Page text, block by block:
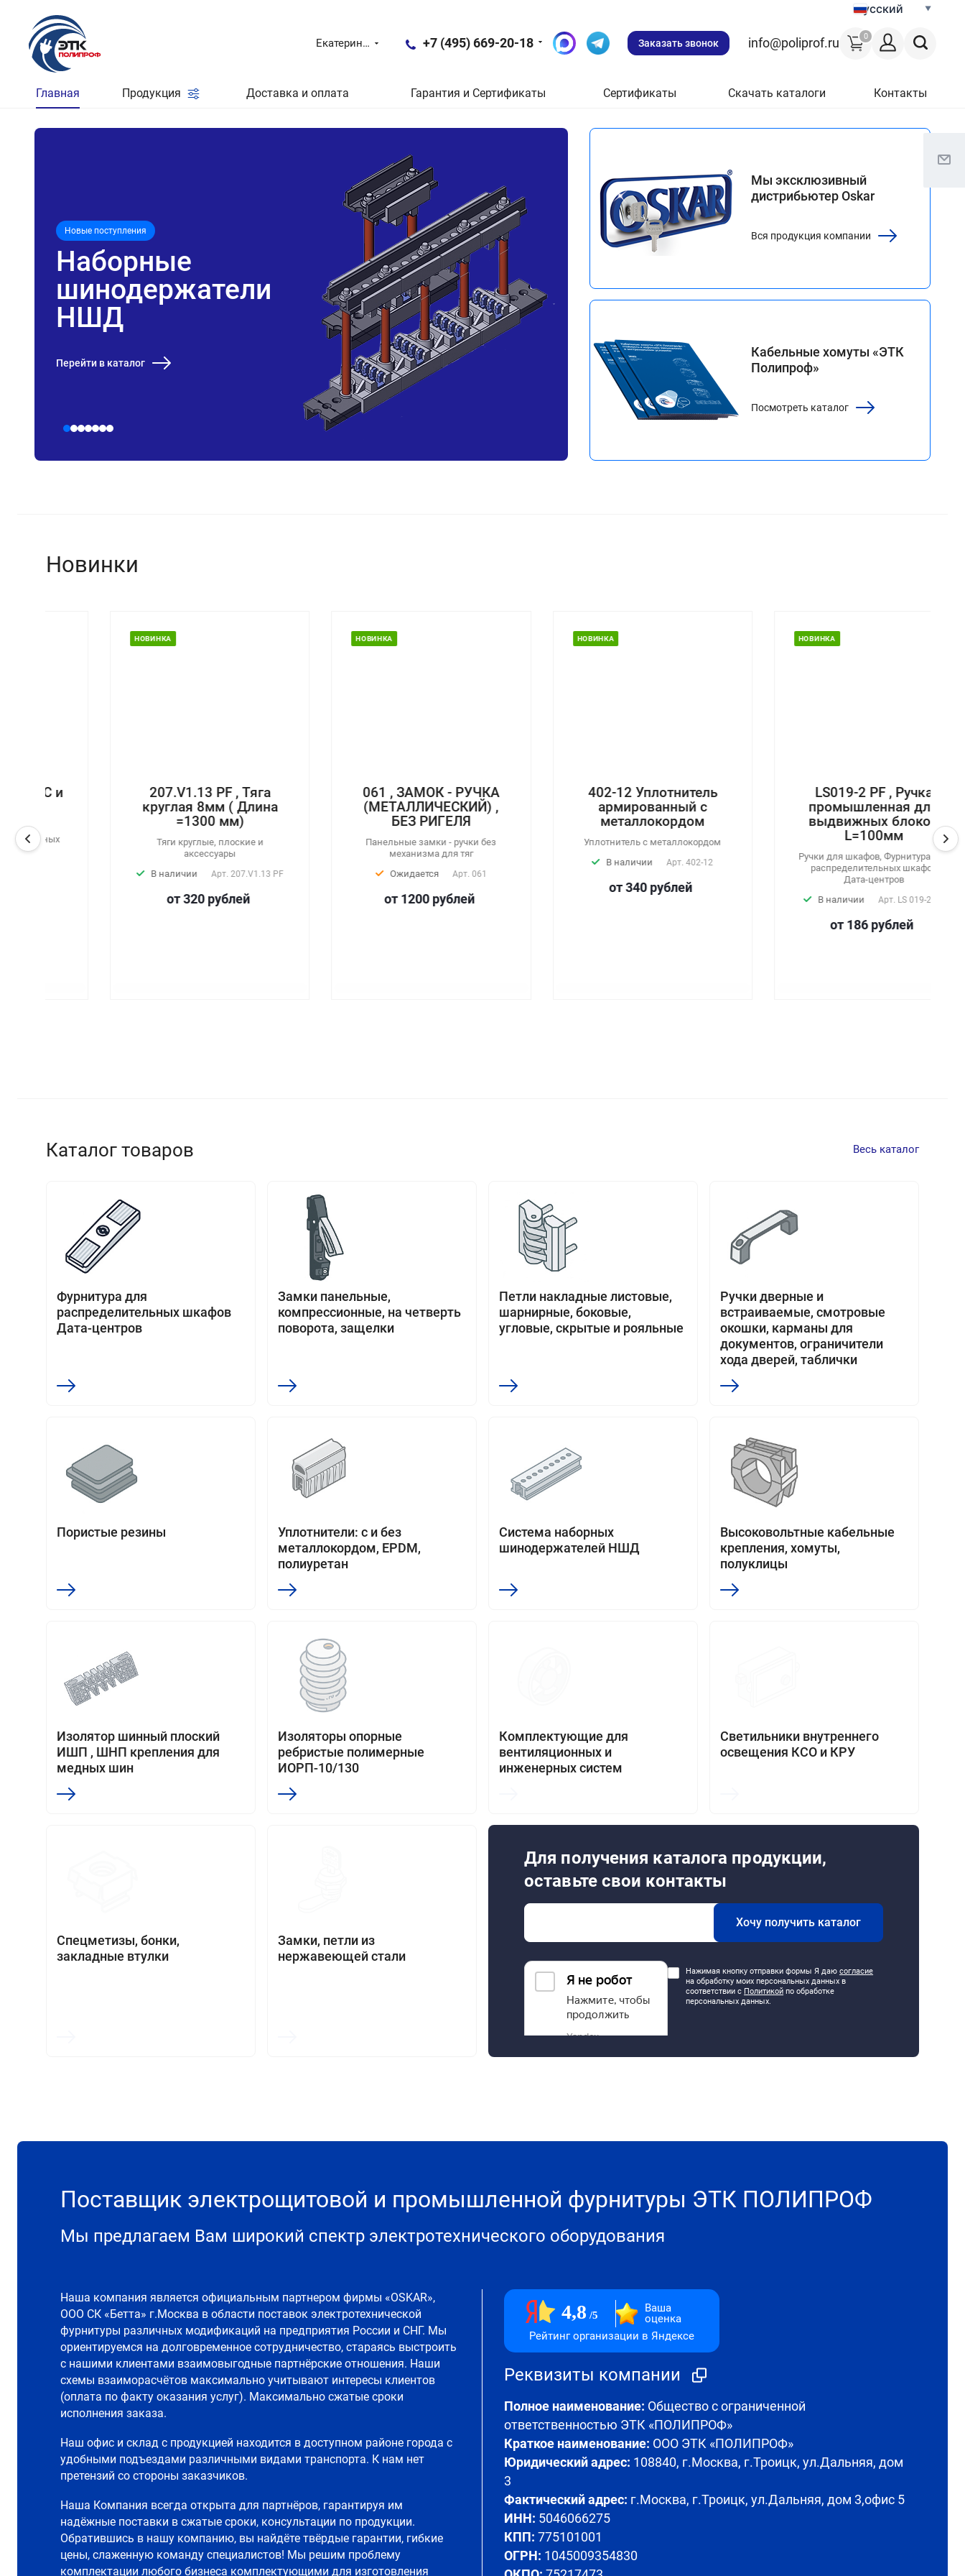
Русский
0
Екатеринбург +7 (495) 669-20-18 Заказать звонок info@poliprof.ru
Главная Продукция Доставка и оплата Гарантия и Сертификаты Сертификаты Скачать каталоги Контакты
Новые поступления
Наборные
шинодержатели
НШД
Перейти в каталог
Новые поступления
Электронные
замки
Перейти в каталог
Мы эксклюзивный
дистрибьютер Oskar
Вся продукция компании
Кабельные хомуты «ЭТК
Полипроф»
Посмотреть каталог
Новинки
207.V1.13 PF , Тяга
круглая 8мм ( Длина
=1300 мм)
Тяги круглые, плоские и
В наличии
Арт.207.V1.13 PF
рублей
061 , ЗАМОК - РУЧКА
(МЕТАЛЛИЧЕСКИЙ) ,
БЕЗ РИГЕЛЯ
Панельные замки - ручки без
механизма для тяг
Ожидается
Арт.061
рублей
402-12 Уплотнитель
армированный с
металлокордом
Уплотнитель с металлокордом
В наличии
Арт.402-12
рублей
LS019-2 PF , Ручка
промышленная для
выдвижных блоков
L=100мм
Ручки для шкафов, Фурнитура для
распределительных шкафов
Дата-центров
В наличии
Арт.LS 019-2 PF
рублей
Каталог товаров Весь каталог
Фурнитура для
распределительных шкафов
Дата-центров
Замки панельные,
компрессионные, на четверть
поворота, защелки
Петли накладные листовые,
шарнирные, боковые,
угловые, скрытые и рояльные
Ручки дверные и
встраиваемые, смотровые
окошки, карманы для
документов, ограничители
хода дверей, таблички
Пористые резины
Уплотнители: с и без
металлокордом, EPDM,
полиуретан
Система наборных
шинодержателей НШД
Высоковольтные кабельные
крепления, хомуты,
полуклицы
Изолятор шинный плоский
ИШП , ШНП крепления для
медных шин
Изоляторы опорные
ребристые полимерные
ИОРП-10/130
Комплектующие для
вентиляционных и
инженерных систем
Светильники внутреннего
освещения КСО и КРУ
Спецметизы, бонки,
закладные втулки
Замки, петли из
нержавеющей стали
Для получения каталога продукции,
оставьте свои контакты
Хочу получить каталог
Нажимая кнопку отправки формы Я даюсогласие
на обработку моих персональных данных в
соответствии с Политикой по обработке
персональных данных.
Поставщик электрощитовой и промышленной фурнитуры ЭТК ПОЛИПРОФ
Мы предлагаем Вам широкий спектр электротехнического оборудования
Наша компания является официальным партнером фирмы «OSKAR»,
ООО СК «Бетта» г.Москва в области поставок электротехнической
фурнитуры различных модификаций на предприятия России и СНГ. Мы
ориентируемся на долговременное сотрудничество, стараясь выстроить
с нашими клиентами взаимовыгодные партнёрские отношения. Наши
схемы взаиморасчётов максимально учитывают интересы клиентов
(оплата по факту оказания услуг). Максимально сжатые сроки
исполнения заказа.
Наш офис и склад с продукцией находится в доступном районе города с
удобными подъездами различными видами транспорта. К нам нет
претензий со стороны заказчиков.
Наша Компания всегда открыта для партнёров, гарантируя им
надёжные поставки в сжатые сроки, консультации по продукции.
Обратившись в нашу компанию, вы найдёте твёрдые гарантии, гибкие
цены, слаженную команду специалистов! Мы решим проблему
комплектации любого бизнеса комплектующими для изготовления
4,8 5
Ваша
оценка
Рейтинг организации в Яндексе
Реквизиты компании
Полное наименование: Общество с ограниченной
ответственностью ЭТК «ПОЛИПРОФ»
Краткое наименование: ООО ЭТК «ПОЛИПРОФ»
Юридический адрес: 108840, г.Москва, г.Троицк, ул.Дальняя, дом
3
Фактический адрес: г.Москва, г.Троицк, ул.Дальняя, дом 3,офис 5
ИНН: 5046066275
КПП: 775101001
ОГРН: 1045009354830